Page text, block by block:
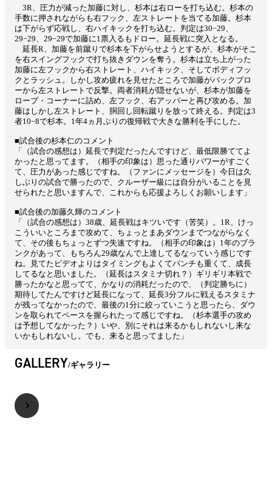
3R、圧力が減った加藤に対し、杉本は右ローを打ち込む。杉本の
手数に押されながらも右フック、左ストレートを当てる加藤。杉本
は下がらず応戦し、右ハイキックを打ち込む。判定は30−29、
29−29、29−29で加藤に1票入るもドロー。延長戦に突入となる。
延長R、加藤を前蹴りで杉本を下がらせようとするが、杉本がそこ
を右スイングフックで打ち抜きダウンを奪う。杉本は立ち上がった
加藤に左フックから右ストレート、ハイキック、そしてボディフッ
クとラッシュ。しかし攻め疲れを見せたところで加藤がバックブロ
ーから左ストレートで反撃。両者消耗が隠せないが、杉本が加藤を
ロープ・コーナーに詰め、左フック、右アッパーと再び攻める。加
藤はしかし左ストレート、胴回し回転蹴りを放って終える。判定は3
者10−8で杉本。1年4ヵ月ぶりの復帰戦で大きな勝利を手にした。
■試合後の杉本仁のコメント
「（試合の感想は）延長で判定だったんですけど、最低限勝ててよ
かったと思ってます。
（相手の印象は）思った通りパワーがすごく
て、圧力があった感じですね。
（ファンにメッセージを）今日は久
しぶりの試合で勝ったので、クルーザー級には自分がいることを見
せられたと思いますんで、これからも応援よろしくお願いします」
■試合後の加藤久輝のコメント
「（試合の感想は）38歳、延長戦はキツいです（苦笑）。1R、けっ
こういいところまで攻めて、ちょっとまあダウンまでつながらなく
て、その後もちょっとずつ失速ですね。
（相手の印象は）1年のブラ
ンクがあって、もちろん29歳なんで上達してるなっていう感じです
ね。見てたビデオよりはタイミングもよくてパンチも重くて、成長
してるなと思いました。
（延長はスタミナ切れ？）ギリギリ本戦で
勝ったかなと思ってて、かなりの消耗だったので、（判定勝ちに）
期待してたんですけど延長になって、延長3分フルに戦えるスタミナ
が残ってなかったので、最後の1分に絞っていこうと思ったら、ダウ
ンを取られてペースを握られたって感じですね。
（杉本選手の攻め
は予想してなかった？）いや、別にそれは来るかもしれないし来な
いかもしれないし。でも、来ると思ってました」
GALLERY ギャラリー